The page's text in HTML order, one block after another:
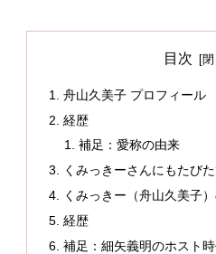
目次
舟山久美子 プロフィール
経歴
補足：愛称の由来
くみっきーさんにもたび
くみっきー（舟山久美子
経歴
補足：細矢義明のホスト